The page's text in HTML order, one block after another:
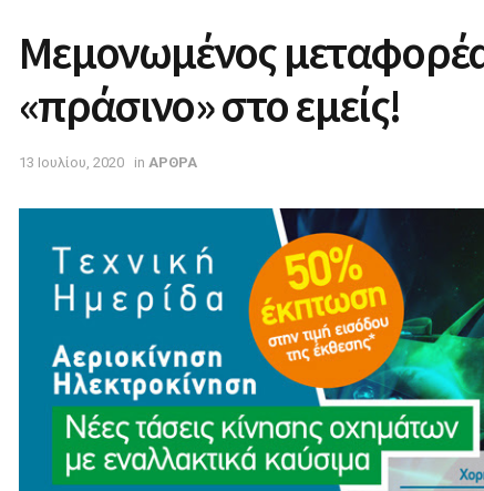
Μεμονωμένος
«πράσινο» στο εμείς!
13 Ιουλίου, 2020 in ΑΡΘΡΑ